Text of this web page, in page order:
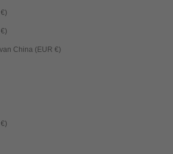
Honduras (EUR €)
Hongarije (EUR €)
Hongkong SAR van China (EUR €)
Indonesië (EUR €)